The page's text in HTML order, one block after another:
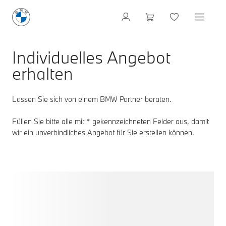
Individuelles Angebot
erhalten
Lassen Sie sich von einem BMW Partner beraten.
Füllen Sie bitte alle mit * gekennzeichneten Felder aus, damit
wir ein unverbindliches Angebot für Sie erstellen können.